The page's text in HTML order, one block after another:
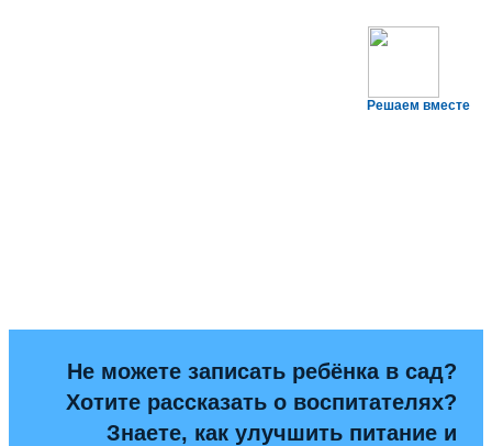
Решаем вместе
Не можете записать ребёнка в сад?
Хотите рассказать о воспитателях?
Знаете, как улучшить питание и